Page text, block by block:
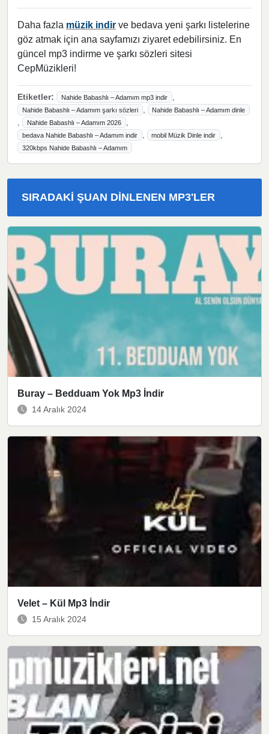
Daha fazla müzik indir ve bedava yeni şarkı listelerine
göz atmak için ana sayfamızı ziyaret edebilirsiniz. En
güncel mp3 indirme ve şarkı sözleri sitesi
CepMüzikleri!
Etiketler: Nahide Babashlı – Adamım mp3 indir
Nahide Babashlı – Adamım şarkı sözleri Nahide Babashlı – Adamım dinle
Nahide Babashlı – Adamım 2026
bedava Nahide Babashlı – Adamım indir mobil Müzik Dinle indir
320kbps Nahide Babashlı – Adamım
SIRADAKI ŞUAN DINLENEN MP3'LER
Buray – Bedduam Yok Mp3 İndir
14 Aralık 2024
Velet – Kül Mp3 İndir
15 Aralık 2024